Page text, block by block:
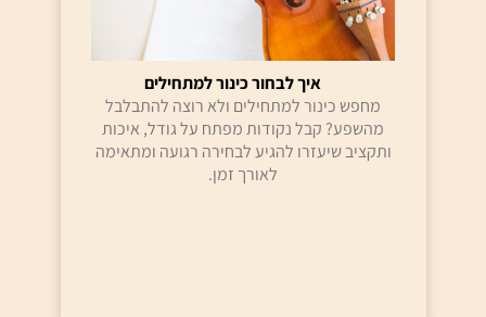
איך לבחור כינור למתחילים
מחפש כינור למתחילים ולא רוצה להתבלבל
מהשפע? קבל נקודות מפתח על גודל, איכות
ותקציב שיעזרו להגיע לבחירה רגועה ומתאימה
לאורך זמן.